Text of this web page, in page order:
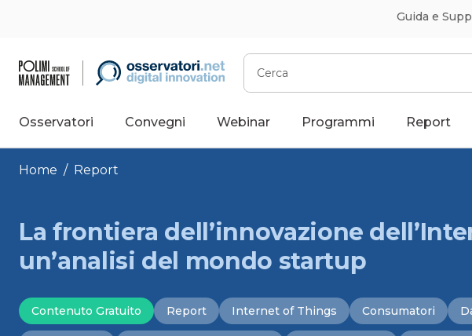
Guida e
Cerca
Osservatori Convegni Webinar Programmi Report
Home / Report
La frontiera dell’innovazione
un’analisi del mondo startup
Contenuto Gratuito Report Internet of Things Consumatori